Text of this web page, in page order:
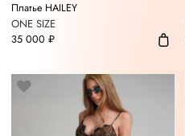
Платье HAILEY
ONE SIZE
35 000 ₽